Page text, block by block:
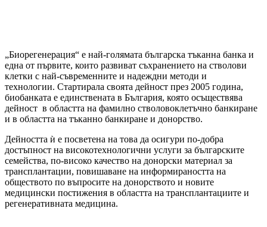
„Биорегенерация“ е най-голямата българска тъканна банка и
една от първите, които развиват съхранението на стволови
клетки с най-съвременните и надеждни методи и
технологии. Стартирала своята дейност през 2005 година,
биобанката е единствената в България, която осъществява
дейност в областта на фамилно стволовоклетъчно банкиране
и в областта на тъканно банкиране и донорство.
Дейността ѝ е посветена на това да осигури по-добра
достъпност на високотехнологични услуги за българските
семейства, по-високо качество на донорски материал за
трансплантации, повишаване на информираността на
обществото по въпросите на донорството и новите
медицински постижения в областта на трансплантациите и
регенеративната медицина.